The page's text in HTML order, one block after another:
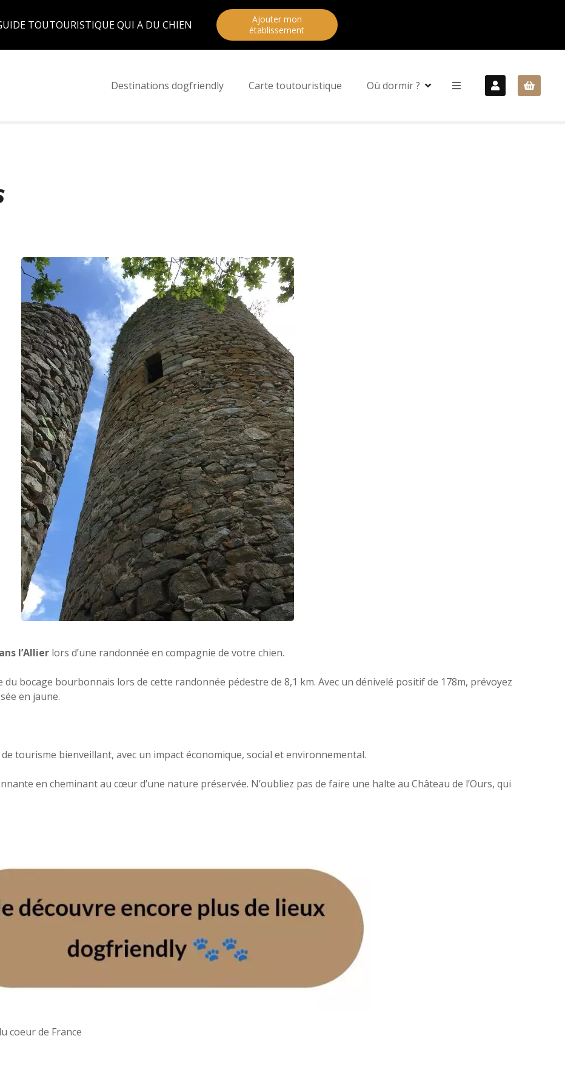
TOUTOURISTIQUE QUI A DU CHIEN
Ajouter mon
établissement
Destinations dogfriendly Carte toutouristique Où dormir ?
l’Allier lors d’une randonnée en compagnie de votre chien.
bocage bourbonnais lors de cette randonnée pédestre de 8,1 km. Avec un dénivelé positif de 178m, prévoyez
en jaune.
tourisme bienveillant, avec un impact économique, social et environnemental.
en cheminant au cœur d’une nature préservée. N’oubliez pas de faire une halte au Château de l’Ours, qui
coeur de France